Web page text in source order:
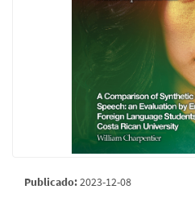
Publicado:2023-12-08